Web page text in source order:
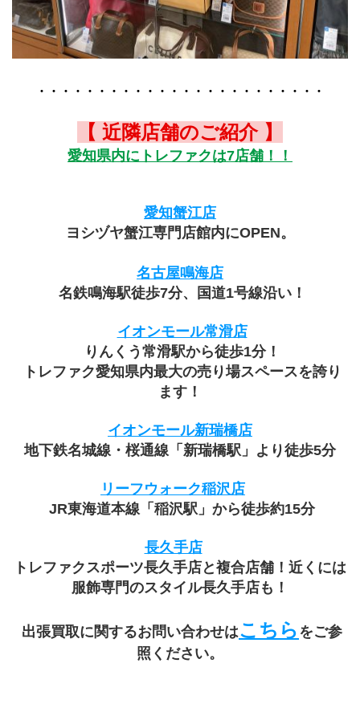
・・・・・・・・・・・・・・・・・・・・・・・・
【 近隣店舗のご紹介 】
愛知県内にトレファクは7店舗！！
愛知蟹江店
ヨシヅヤ蟹江専門店館内にOPEN。
名古屋鳴海店
名鉄鳴海駅徒歩7分、国道1号線沿い！
イオンモール常滑店
りんくう常滑駅から徒歩1分！
ます！
イオンモール新瑞橋店
地下鉄名城線・桜通線「新瑞橋駅」より徒歩5分
リーフウォーク稲沢店
JR東海道本線「稲沢駅」から徒歩約15分
長久手店
トレファクスポーツ長久手店と複合店舗！近くには
服飾専門のスタイル長久手店も！
出張買取に関するお問い合わせはこちら をご参
照ください。